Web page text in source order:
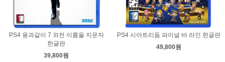
PS4 용과같이 7 외전 이름을 지운자
한글판
39,800원
PS4 시아트리듬 파이널 바 라인 한글판
49,800원